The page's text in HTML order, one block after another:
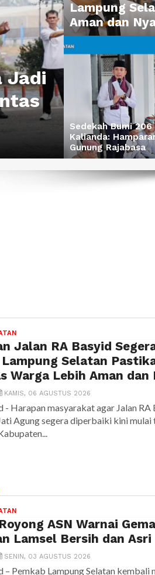
Jadi
Lampung
Aman dan
Sedekah Bumi 206
Kalianda:
Gunung Rajabasa
Jalan RA Basyid
Lampung Selatan
Warga Lebih Aman dan
KAMIS, 06 AGUSTUS 2026
- Harapan masyarakat agar Jalan RA
Agung segera diperbaiki kini mulai
ASN Warnai
Lamsel Bersih dan Asri
SENIN, 03 AGUSTUS 2026
– Pemkab Lampung Selatan kembali